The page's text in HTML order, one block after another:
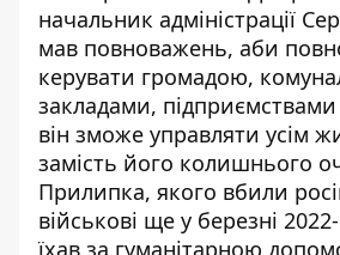
начальник адміністрації
мав повноважень, аби
керувати громадою,
закладами,
він зможе управляти усім
замість його колишнього
Прилипка, якого вбили
військові ще у березні
їхав за гуманітарною